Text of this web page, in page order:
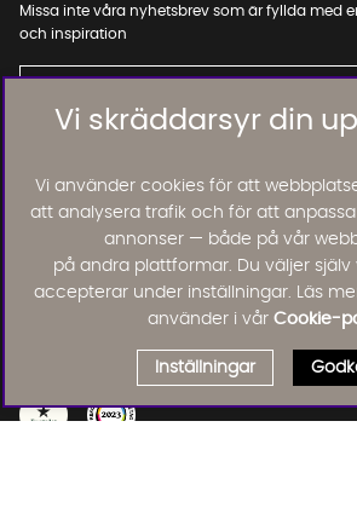
Vi skräddarsyr din
Vi använder cookies för att
att analysera trafik och för att
annonser — både på vår
på andra plattformar. Du väljer själv
accepterar under inställningar. Läs
använder i vår Cookie-
Inställningar
Missa inte våra nyhetsbrev som är fyllda med
och inspiration